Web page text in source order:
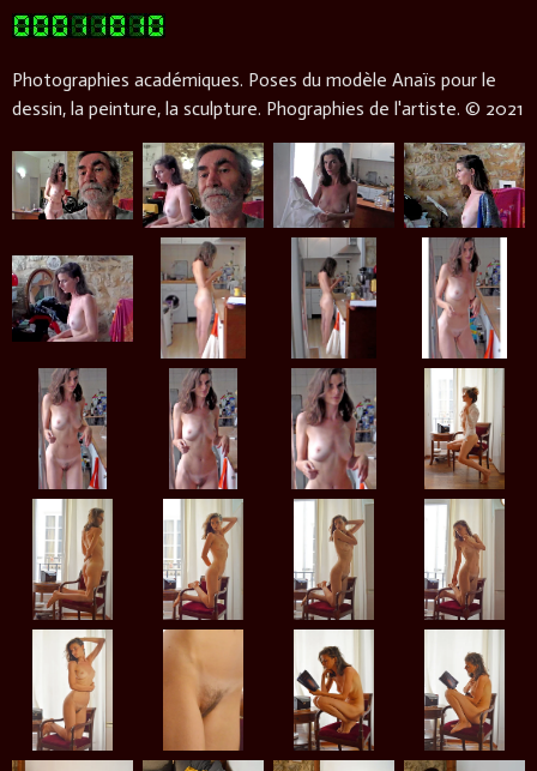
Photographies académiques. Poses du modèle Anaïs pour le
dessin, la peinture, la sculpture. Phographies de l'artiste. © 2021